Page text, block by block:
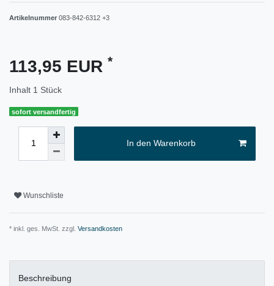
Artikelnummer 083-842-6312 +3
113,95 EUR *
Inhalt 1 Stück
sofort versandfertig
In den Warenkorb
Wunschliste
* inkl. ges. MwSt. zzgl. Versandkosten
Beschreibung